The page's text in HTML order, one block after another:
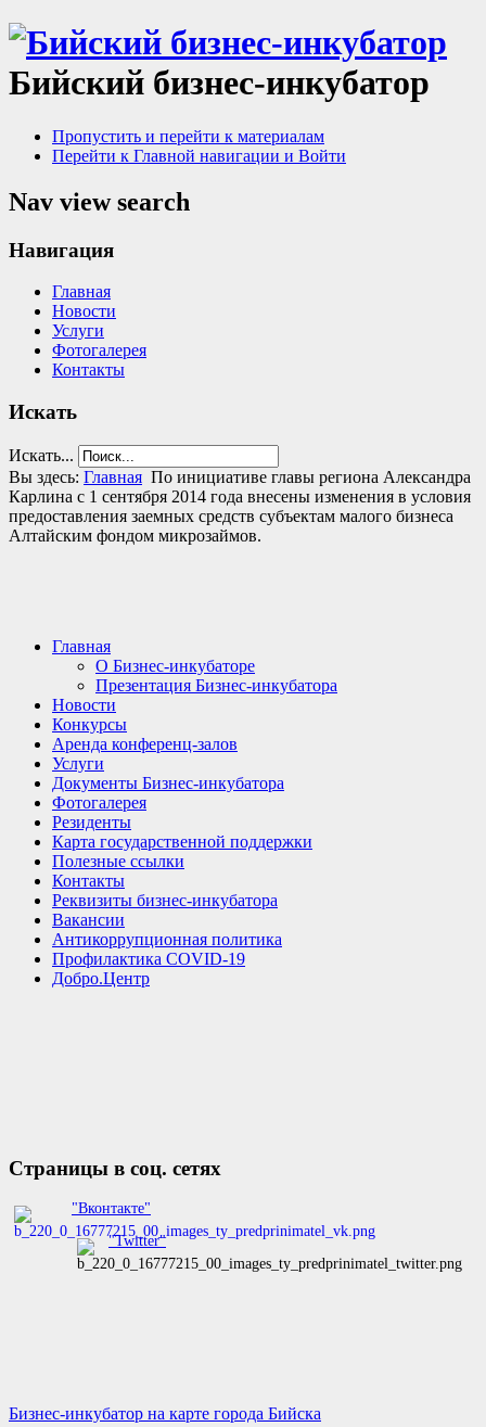
Бийский бизнес-инкубатор
Пропустить и перейти к материалам
Перейти к Главной навигации и Войти
Nav view search
Навигация
Главная
Новости
Услуги
Фотогалерея
Контакты
Искать
Искать...
Вы здесь: Главная По инициативе главы региона Александра
Карлина с 1 сентября 2014 года внесены изменения в условия
предоставления заемных средств субъектам малого бизнеса
Алтайским фондом микрозаймов.
Главная
О Бизнес-инкубаторе
Презентация Бизнес-инкубатора
Новости
Конкурсы
Аренда конференц-залов
Услуги
Документы Бизнес-инкубатора
Фотогалерея
Резиденты
Карта государственной поддержки
Полезные ссылки
Контакты
Реквизиты бизнес-инкубатора
Вакансии
Антикоррупционная политика
Профилактика COVID-19
Добро.Центр
Страницы в соц. сетях
"Вконтакте"
"Twitter"
Бизнес-инкубатор на карте города Бийска